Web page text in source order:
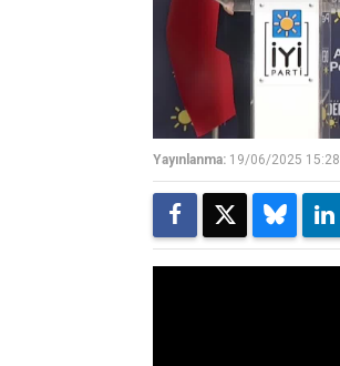
Yayınlanma: 19/06/2025 15:28